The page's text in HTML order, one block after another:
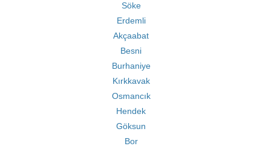
Söke
Erdemli
Akçaabat
Besni
Burhaniye
Kırkkavak
Osmancık
Hendek
Göksun
Bor